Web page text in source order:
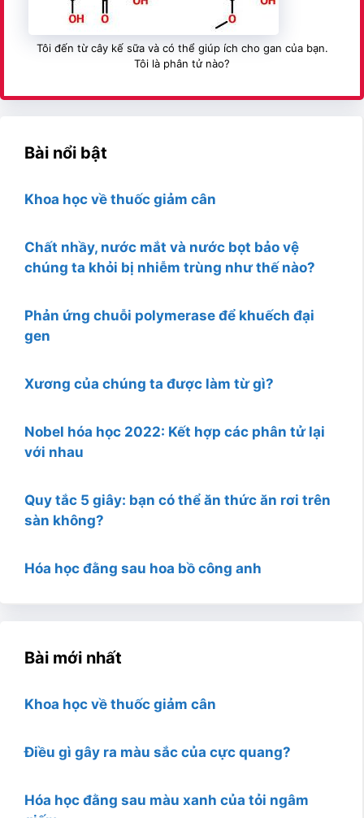
Tôi đến từ cây kế sữa và có thể giúp ích cho gan của bạn.
Tôi là phân tử nào?
Bài nổi bật
Khoa học về thuốc giảm cân
Chất nhầy, nước mắt và nước bọt bảo vệ
chúng ta khỏi bị nhiễm trùng như thế nào?
Phản ứng chuỗi polymerase để khuếch đại
gen
Xương của chúng ta được làm từ gì?
Nobel hóa học 2022: Kết hợp các phân tử lại
với nhau
Quy tắc 5 giây: bạn có thể ăn thức ăn rơi trên
sàn không?
Hóa học đằng sau hoa bồ công anh
Bài mới nhất
Khoa học về thuốc giảm cân
Điều gì gây ra màu sắc của cực quang?
Hóa học đằng sau màu xanh của tỏi ngâm